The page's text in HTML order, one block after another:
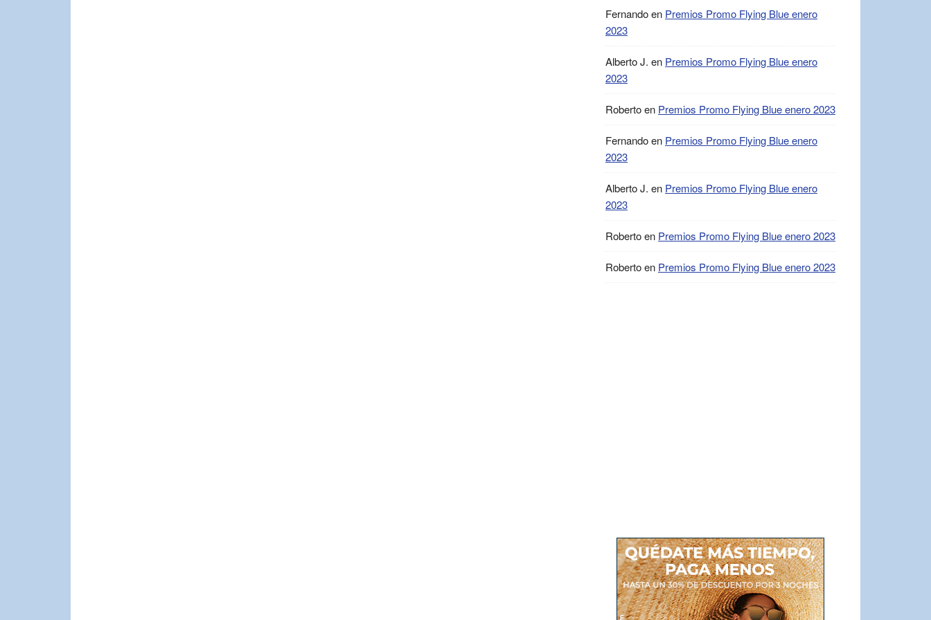
Fernandoen Premios Promo Flying Blue enero
2023
Alberto J. en Premios Promo Flying Blue enero
2023
Robertoen Premios Promo Flying Blue enero 2023
Fernandoen Premios Promo Flying Blue enero
2023
Alberto J. en Premios Promo Flying Blue enero
2023
Robertoen Premios Promo Flying Blue enero 2023
Robertoen Premios Promo Flying Blue enero 2023